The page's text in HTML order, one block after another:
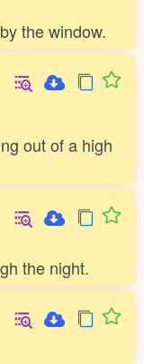
the window.
out of a high
the night.